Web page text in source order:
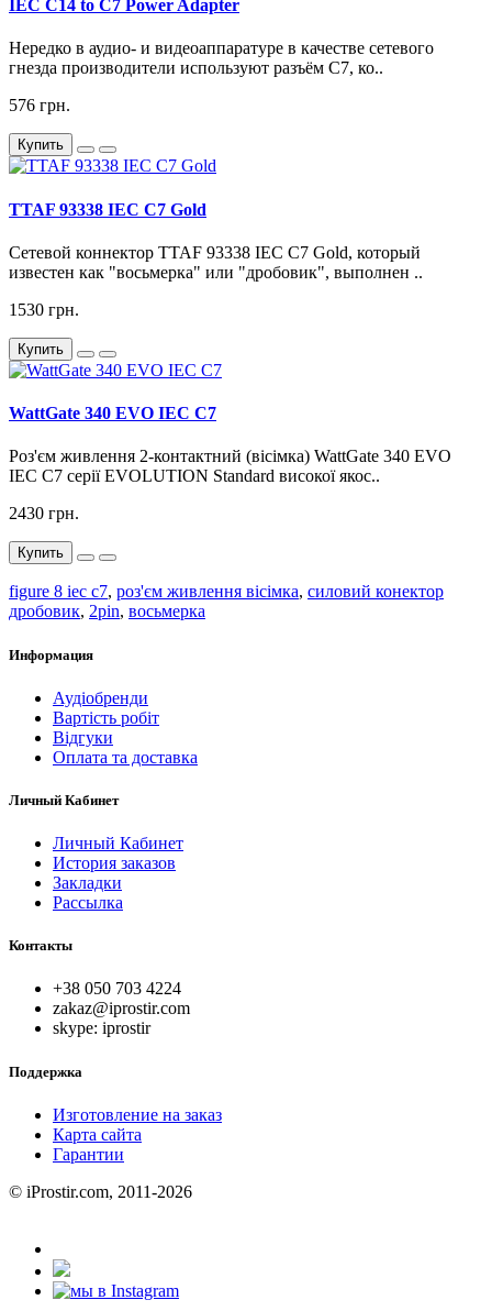
IEC C14 to C7 Power Adapter
Нередко в аудио- и видеоаппаратуре в качестве сетевого
гнезда производители используют разъём C7, ко..
576 грн.
Купить
TTAF 93338 IEC C7 Gold
Сетевой коннектор TTAF 93338 IEC C7 Gold, который
известен как "восьмерка" или "дробовик", выполнен ..
1530 грн.
Купить
WattGate 340 EVO IEC C7
Роз'єм живлення 2-контактний (вісімка) WattGate 340 EVO
IEC C7 серії EVOLUTION Standard високої якос..
2430 грн.
Купить
figure 8 iec c7, роз'єм живлення вісімка, силовий конектор
дробовик, 2pin, восьмерка
Информация
Аудіобренди
Вартість робіт
Відгуки
Оплата та доставка
Личный Кабинет
Личный Кабинет
История заказов
Закладки
Рассылка
Контакты
+38 050 703 4224
zakaz@iprostir.com
skype: iprostir
Поддержка
Изготовление на заказ
Карта сайта
Гарантии
© iProstir.com, 2011-2026